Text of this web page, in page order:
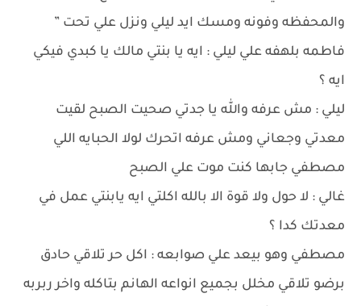
والمحفظه وفونه ومسك ايد ليلي ونزل علي تحت ”
فاطمه بلهفه علي ليلي : ايه يا بنتي مالك يا كبدي فيكي
ايه ؟
ليلي : مش عرفه والله يا جدتي صحيت الصبح لقيت
معدتي وجعاني ومش عرفه اتحرك لولا الحبايه اللي
مصطفي جابها كنت موت علي الصبح
غالي : لا حول ولا قوة الا بالله اكلتي ايه يابنتي عمل في
معدتك كدا ؟
مصطفي وهو بيعد علي صوابعه : اكل حر تلاقي حادق
برضو تلاقي مخلل بجميع انواعه الهانم بتاكله واخر ربربه